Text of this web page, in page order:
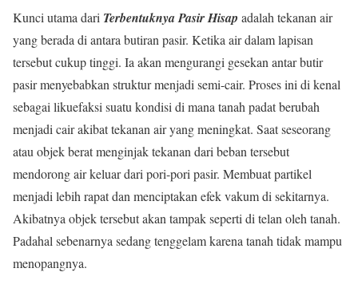
Kunci utama dari Terbentuknya Pasir Hisap adalah tekanan air
yang berada di antara butiran pasir. Ketika air dalam lapisan
tersebut cukup tinggi. Ia akan mengurangi gesekan antar butir
pasir menyebabkan struktur menjadi semi-cair. Proses ini di kenal
sebagai likuefaksi suatu kondisi di mana tanah padat berubah
menjadi cair akibat tekanan air yang meningkat. Saat seseorang
atau objek berat menginjak tekanan dari beban tersebut
mendorong air keluar dari pori-pori pasir. Membuat partikel
menjadi lebih rapat dan menciptakan efek vakum di sekitarnya.
Akibatnya objek tersebut akan tampak seperti di telan oleh tanah.
Padahal sebenarnya sedang tenggelam karena tanah tidak mampu
menopangnya.